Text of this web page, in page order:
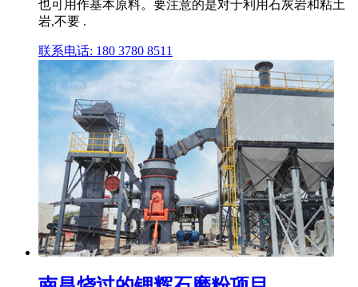
也可用作基本原料。要注意的是对于利用石灰岩和粘土
岩,不要 .
联系电话: 180 3780 8511